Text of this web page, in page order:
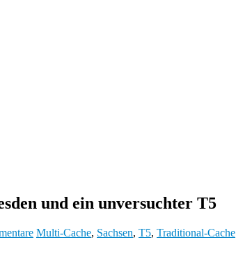
und ein unversuchter T5
Multi-Cache, Sachsen, T5, Traditional-Cache